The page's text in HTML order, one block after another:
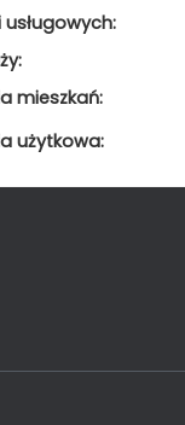
mieszkań:
użytkowa: